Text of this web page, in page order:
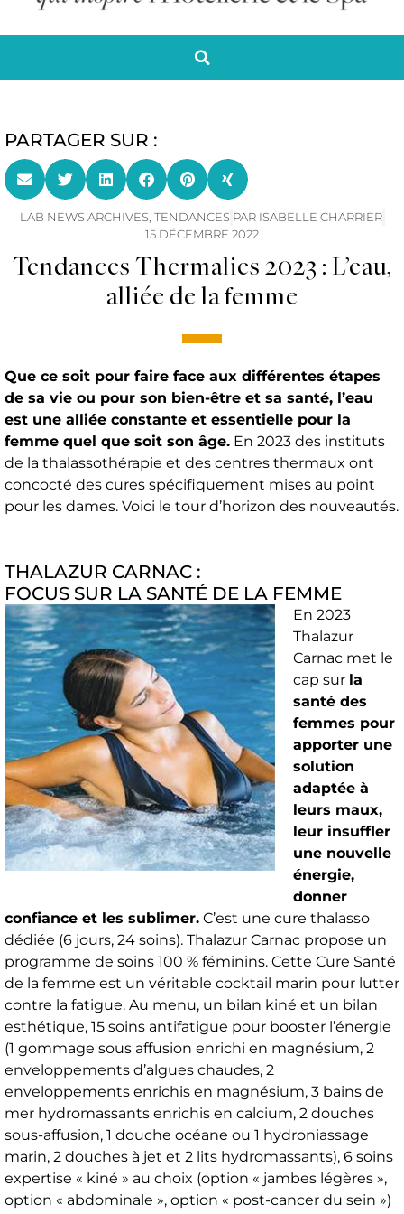
PARTAGER SUR :
LAB NEWS ARCHIVES, TENDANCES PARISABELLE CHARRIER
15 DÉCEMBRE 2022
Tendances Thermalies 2023 : L’eau,
alliée de la femme
Que ce soit pour faire face aux différentes étapes
de sa vie ou pour son bien-être et sa santé, l’eau
est une alliée constante et essentielle pour la
femme quel que soit son âge. En 2023 des instituts
de la thalassothérapie et des centres thermaux ont
concocté des cures spécifiquement mises au point
pour les dames. Voici le tour d’horizon des nouveautés.
THALAZUR CARNAC :
FOCUS SUR LA SANTÉ DE LA FEMME
En 2023
Thalazur
Carnac met le
cap sur la
santé des
femmes pour
apporter une
solution
adaptée à
leurs maux,
leur insuffler
une nouvelle
énergie,
donner
confiance et les sublimer. C’est une cure thalasso
dédiée (6 jours, 24 soins). Thalazur Carnac propose un
programme de soins 100 % féminins. Cette Cure Santé
de la femme est un véritable cocktail marin pour lutter
contre la fatigue. Au menu, un bilan kiné et un bilan
esthétique, 15 soins antifatigue pour booster l’énergie
(1 gommage sous affusion enrichi en magnésium, 2
enveloppements d’algues chaudes, 2
enveloppements enrichis en magnésium, 3 bains de
mer hydromassants enrichis en calcium, 2 douches
sous-affusion, 1 douche océane ou 1 hydroniassage
marin, 2 douches à jet et 2 lits hydromassants), 6 soins
expertise « kiné » au choix (option « jambes légères »,
option « abdominale », option « post-cancer du sein »)